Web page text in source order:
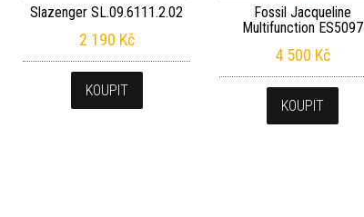
Slazenger SL.09.6111.2.02
2 190 Kč
KOUPIT
Fossil Jacqueline
Multifunction ES5097
4 500 Kč
KOUPIT